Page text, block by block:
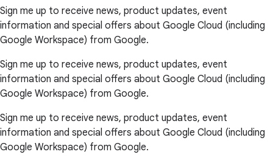
Sign me up to receive news, product updates, event
information and special offers about Google Cloud (including
Google Workspace) from Google.
Sign me up to receive news, product updates, event
information and special offers about Google Cloud (including
Google Workspace) from Google.
Sign me up to receive news, product updates, event
information and special offers about Google Cloud (including
Google Workspace) from Google.